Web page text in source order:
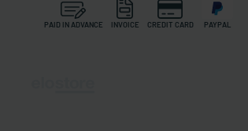
PAID IN ADVANCE INVOICE CREDIT CARD PAYPAL